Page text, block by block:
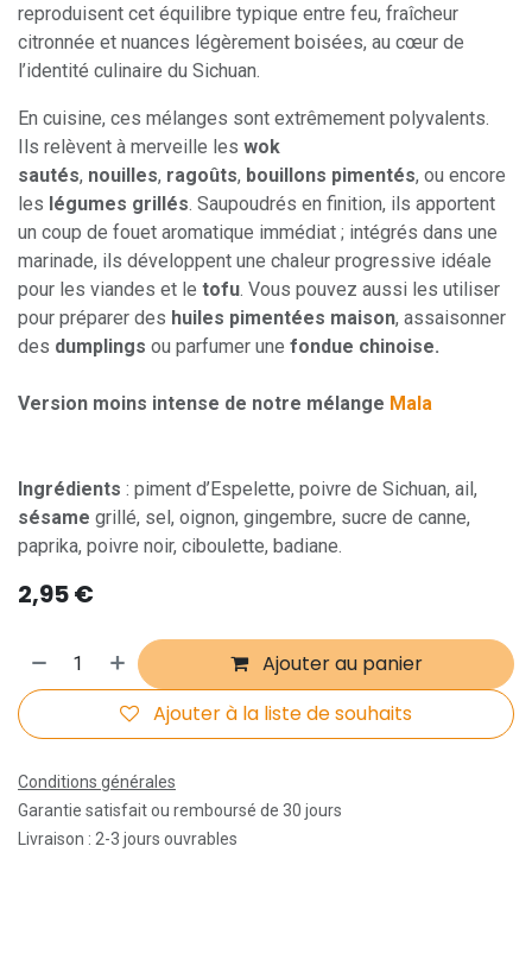
reproduisent cet équilibre typique entre feu, fraîcheur
citronnée et nuances légèrement boisées, au cœur de
l’identité culinaire du Sichuan.
En cuisine, ces mélanges sont extrêmement polyvalents.
Ils relèvent à merveille les wok
sautés, nouilles, ragoûts, bouillons pimentés, ou encore
les légumes grillés. Saupoudrés en finition, ils apportent
un coup de fouet aromatique immédiat ; intégrés dans une
marinade, ils développent une chaleur progressive idéale
pour les viandes et le tofu. Vous pouvez aussi les utiliser
pour préparer des huiles pimentées maison, assaisonner
des dumplings ou parfumer une fondue chinoise.
Version moins intense de notre mélange Mala
Ingrédients : piment d’Espelette, poivre de Sichuan, ail,
sésame grillé, sel, oignon, gingembre, sucre de canne,
paprika, poivre noir, ciboulette, badiane.
2,95€
Ajouter au panier
Ajouter à la liste de souhaits
Conditions générales
Garantie satisfait ou remboursé de 30 jours
Livraison : 2-3 jours ouvrables